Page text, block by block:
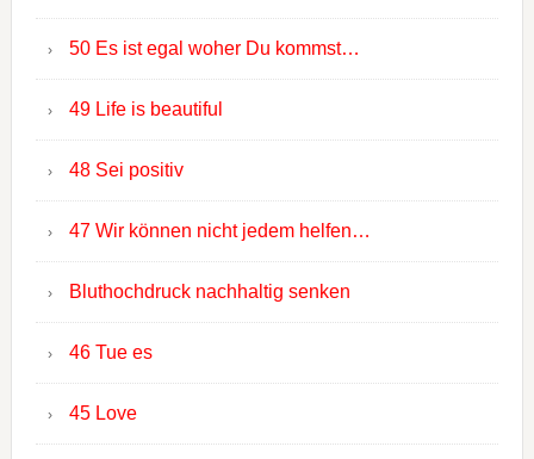
50 Es ist egal woher Du kommst…
49 Life is beautiful
48 Sei positiv
47 Wir können nicht jedem helfen…
Bluthochdruck nachhaltig senken
46 Tue es
45 Love